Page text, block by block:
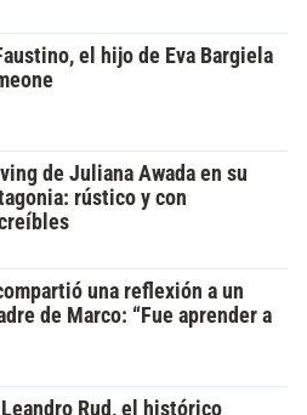
el hijo de Eva Bargiela
de Juliana Awada en su
rústico y con
una reflexión a un
de Marco: “Fue aprender a
Rud, el histórico